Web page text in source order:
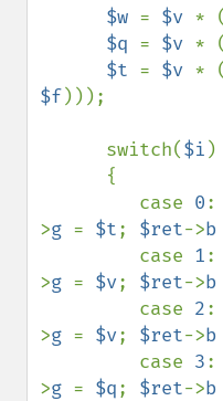
$w = $v * (
$q = $v * (
$t = $v * (
$f)));
      switch(
$i )
         case
0:
>g = $t; $ret->b
         case
1:
>g = $v; $ret->b
         case
2:
>g = $v; $ret->b
         case
3:
>g = $q; $ret->b